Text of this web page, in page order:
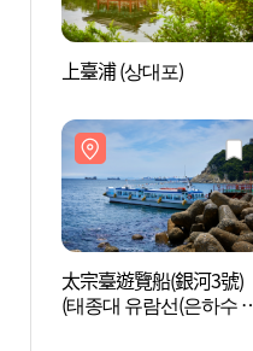
上臺浦 (상대포)
太宗臺遊覽船(銀河3號)
(태종대 유람선(은하수 3